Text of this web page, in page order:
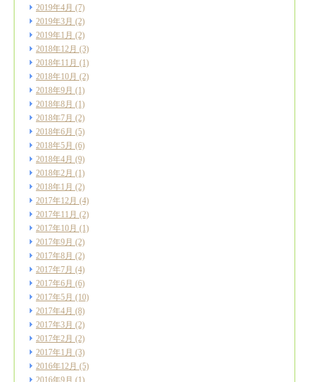
2019年4月 (7)
2019年3月 (2)
2019年1月 (2)
2018年12月 (3)
2018年11月 (1)
2018年10月 (2)
2018年9月 (1)
2018年8月 (1)
2018年7月 (2)
2018年6月 (5)
2018年5月 (6)
2018年4月 (9)
2018年2月 (1)
2018年1月 (2)
2017年12月 (4)
2017年11月 (2)
2017年10月 (1)
2017年9月 (2)
2017年8月 (2)
2017年7月 (4)
2017年6月 (6)
2017年5月 (10)
2017年4月 (8)
2017年3月 (2)
2017年2月 (2)
2017年1月 (3)
2016年12月 (5)